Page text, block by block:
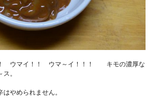
！ ウマイ！！ ウマ～イ！！！ キモの濃厚な
。
やめられません。